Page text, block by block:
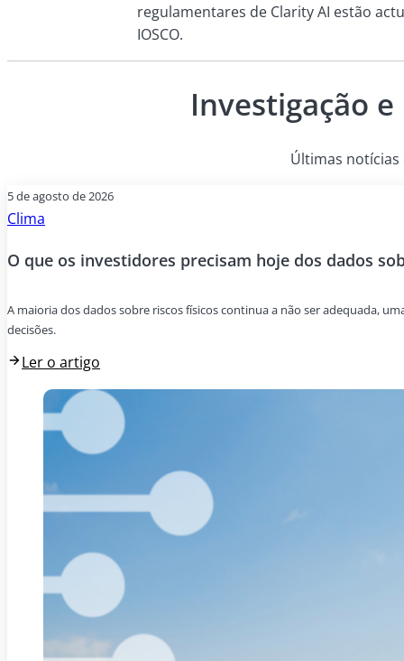
regulamentares de Clarity AI estão
IOSCO.
Investigação
Últimas
5 de agosto de 2026
Clima
O que os investidores precisam hoje dos dados
A maioria dos dados sobre riscos físicos continua a não ser adequada,
decisões.
Ler o artigo